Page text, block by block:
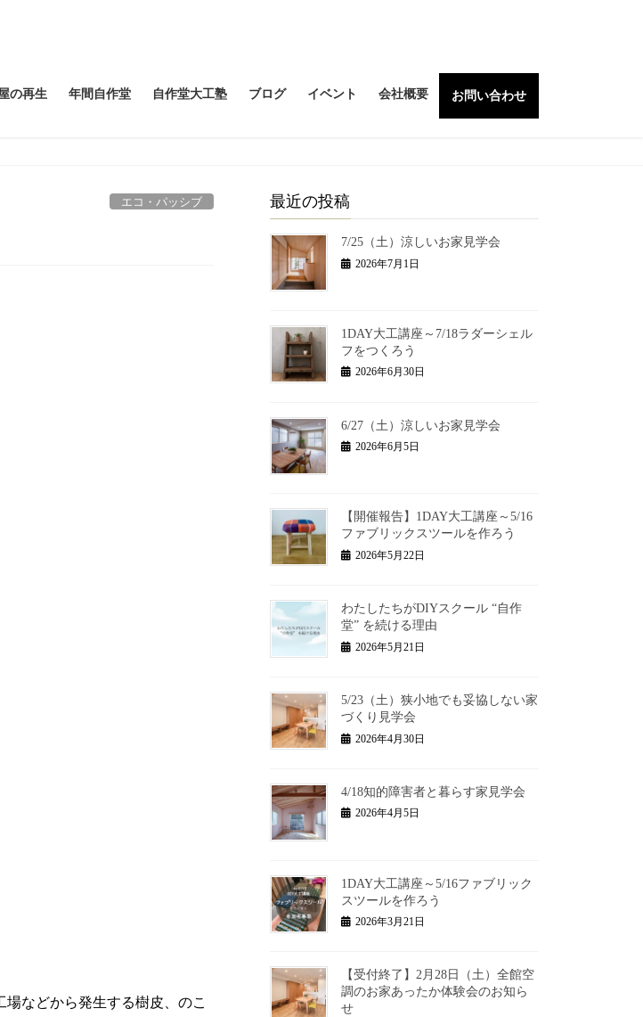
の再生 年間自作堂 自作堂大工塾 ブログ イベント 会社概要 お問い合わせ
エコ・パッシブ
などから発生する樹皮、のこ
最近の投稿
7/25（土）涼しいお家見学会
2026年7月1日
1DAY大工講座～7/18ラダーシェル
フをつくろう
2026年6月30日
6/27（土）涼しいお家見学会
2026年6月5日
【開催報告】1DAY大工講座～5/16
ファブリックスツールを作ろう
2026年5月22日
わたしたちがDIYスクール “自作
堂” を続ける理由
2026年5月21日
5/23（土）狭小地でも妥協しない家
づくり見学会
2026年4月30日
4/18知的障害者と暮らす家見学会
2026年4月5日
1DAY大工講座～5/16ファブリック
スツールを作ろう
2026年3月21日
【受付終了】2月28日（土）全館空
調のお家あったか体験会のお知ら
せ